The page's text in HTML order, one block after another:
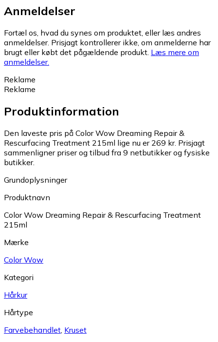
Anmeldelser
Fortæl os, hvad du synes om produktet, eller læs andres
anmeldelser. Prisjagt kontrollerer ikke, om anmelderne har
brugt eller købt det pågældende produkt. Læs mere om
anmeldelser.
Reklame
Reklame
Produktinformation
Den laveste pris på Color Wow Dreaming Repair &
Rescurfacing Treatment 215ml lige nu er 269 kr. Prisjagt
sammenligner priser og tilbud fra 9 netbutikker og fysiske
butikker.
Grundoplysninger
Produktnavn
Color Wow Dreaming Repair & Rescurfacing Treatment
215ml
Mærke
Color Wow
Kategori
Hårkur
Hårtype
Farvebehandlet, Kruset